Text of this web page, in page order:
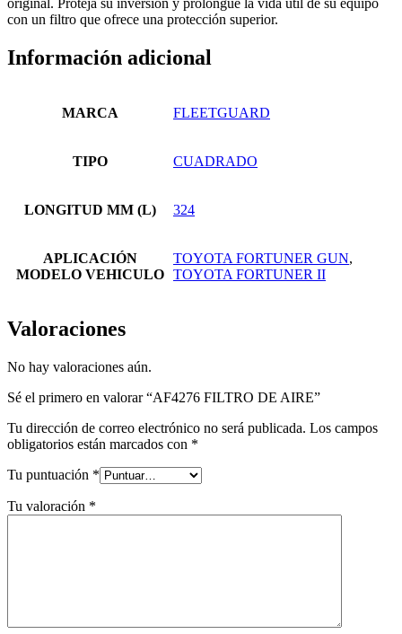
con un filtro que ofrece una protección superior.
Información adicional
MARCA FLEETGUARD
TIPO CUADRADO
LONGITUD MM (L) 324
APLICACIÓN
MODELO VEHICULO
TOYOTA FORTUNER GUN,
TOYOTA FORTUNER II
Valoraciones
No hay valoraciones aún.
Sé el primero en valorar “AF4276 FILTRO DE AIRE”
Tu dirección de correo electrónico no será publicada. Los campos
obligatorios están marcados con *
Tu puntuación *
Tu valoración *